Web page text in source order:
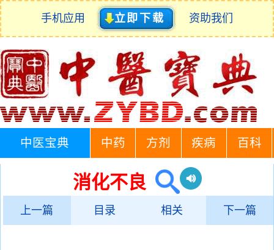
手机应用 立即下载 资助我们
中医宝典 中药 方剂 疾病 百科
消化不良
上一篇 目录 相关 下一篇